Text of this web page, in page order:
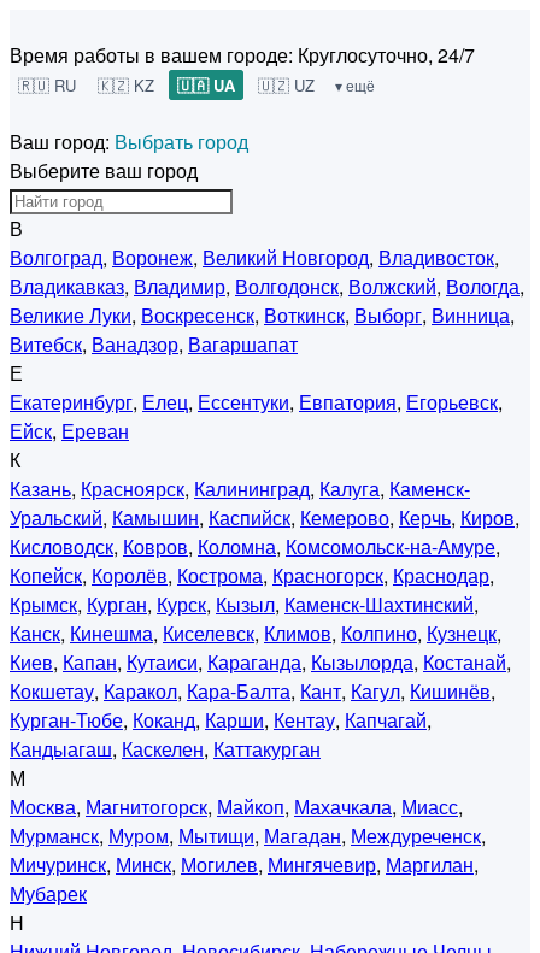
Время работы в вашем городе: Круглосуточно, 24/7
🇷🇺 RU 🇰🇿 KZ 🇺🇦 UA 🇺🇿 UZ ▾ ещё
Ваш город: Выбрать город
Выберите ваш город
В
Волгоград, Воронеж, Великий Новгород, Владивосток,
Владикавказ, Владимир, Волгодонск, Волжский, Вологда,
Великие Луки, Воскресенск, Воткинск, Выборг, Винница,
Витебск, Ванадзор, Вагаршапат
Е
Екатеринбург, Елец, Ессентуки, Евпатория, Егорьевск,
Ейск, Ереван
К
Казань, Красноярск, Калининград, Калуга, Каменск-
Уральский, Камышин, Каспийск, Кемерово, Керчь, Киров,
Кисловодск, Ковров, Коломна, Комсомольск-на-Амуре,
Копейск, Королёв, Кострома, Красногорск, Краснодар,
Крымск, Курган, Курск, Кызыл, Каменск-Шахтинский,
Канск, Кинешма, Киселевск, Климов, Колпино, Кузнецк,
Киев, Капан, Кутаиси, Караганда, Кызылорда, Костанай,
Кокшетау, Каракол, Кара-Балта, Кант, Кагул, Кишинёв,
Курган-Тюбе, Коканд, Карши, Кентау, Капчагай,
Кандыагаш, Каскелен, Каттакурган
М
Москва, Магнитогорск, Майкоп, Махачкала, Миасс,
Мурманск, Муром, Мытищи, Магадан, Междуреченск,
Мичуринск, Минск, Могилев, Мингячевир, Маргилан,
Мубарек
Н